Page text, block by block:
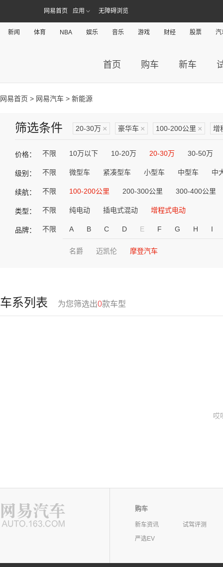
网易首页 应用 无障碍浏览
新闻 体育 NBA 娱乐 音乐 游戏 财经 股票 汽
首页 购车 新车
网易首页 > 网易汽车 > 新能源
筛选条件 20-30万 × 豪华车 × 100-200公里 × 增
价格： 不限 10万以下 10-20万 20-30万 30-50万
级别： 不限 微型车 紧凑型车 小型车 中型车 中
续航： 不限 100-200公里 200-300公里 300-400公里
类型： 不限 纯电动 插电式混动 增程式电动
品牌： 不限 A B C D E F G H I
名爵 迈凯伦 摩登汽车
车系列表 为您筛选出0款车型
哎
购车
新车资讯
试驾评测
严选EV